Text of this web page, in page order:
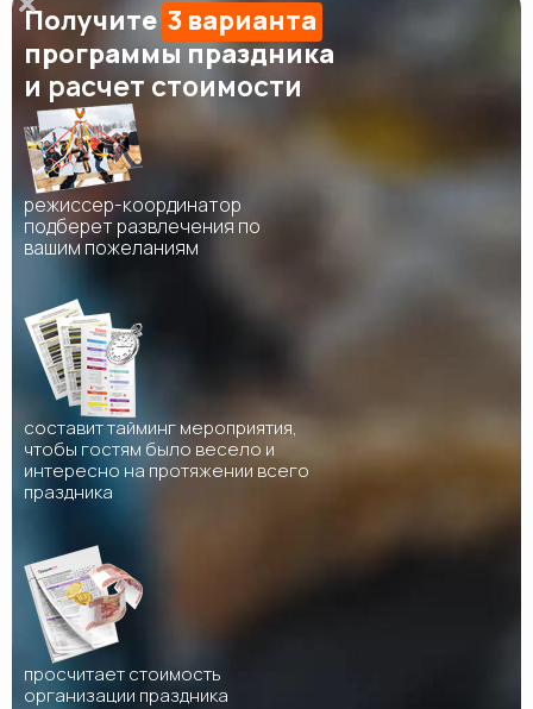
Получите 3 варианта
программы праздника
и расчет стоимости
режиссер-координатор
подберет развлечения по
вашим пожеланиям
составит тайминг мероприятия,
чтобы гостям было весело и
интересно на протяжении всего
праздника
просчитает стоимость
организации праздника